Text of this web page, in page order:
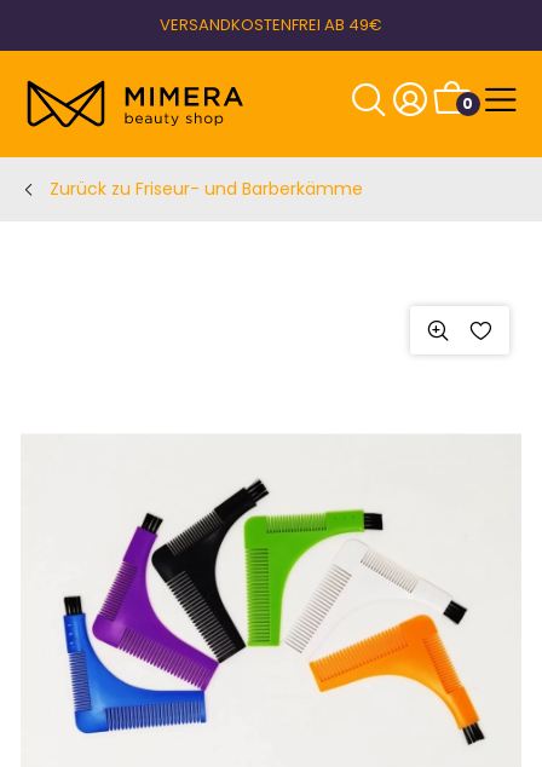
VERSANDKOSTENFREI AB 49€
0
Zurück zu Friseur- und Barberkämme